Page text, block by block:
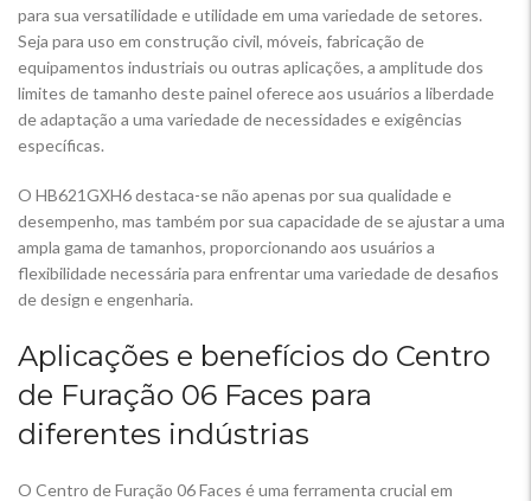
para sua versatilidade e utilidade em uma variedade de setores.
Seja para uso em construção civil, móveis, fabricação de
equipamentos industriais ou outras aplicações, a amplitude dos
limites de tamanho deste painel oferece aos usuários a liberdade
de adaptação a uma variedade de necessidades e exigências
específicas.
O HB621GXH6 destaca-se não apenas por sua qualidade e
desempenho, mas também por sua capacidade de se ajustar a uma
ampla gama de tamanhos, proporcionando aos usuários a
flexibilidade necessária para enfrentar uma variedade de desafios
de design e engenharia.
Aplicações e benefícios do Centro
de Furação 06 Faces para
diferentes indústrias
O Centro de Furação 06 Faces é uma ferramenta crucial em